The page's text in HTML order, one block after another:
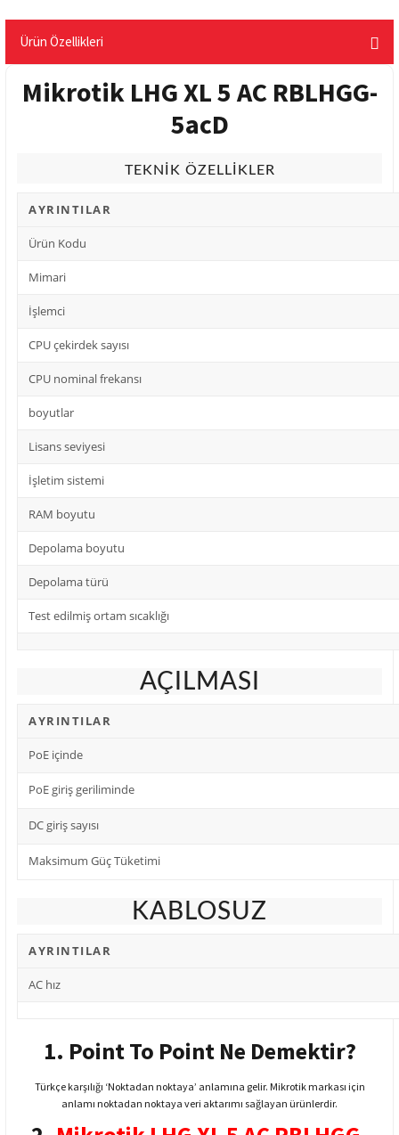
Ürün Özellikleri
Mikrotik LHG XL 5 AC RBLHGG-
5acD
TEKNİK ÖZELLİKLER
AYRINTILAR
Ürün Kodu
Mimari
İşlemci
CPU çekirdek sayısı
CPU nominal frekansı
boyutlar
Lisans seviyesi
İşletim sistemi
RAM boyutu
Depolama boyutu
Depolama türü
Test edilmiş ortam sıcaklığı
AÇILMASI
AYRINTILAR
PoE içinde
PoE giriş geriliminde
DC giriş sayısı
Maksimum Güç Tüketimi
KABLOSUZ
AYRINTILAR
AC hız
1. Point To Point Ne Demektir?
Türkçe karşılığı ‘Noktadan noktaya’ anlamına gelir. Mikrotik markası için
anlamı noktadan noktaya veri aktarımı sağlayan ürünlerdir.